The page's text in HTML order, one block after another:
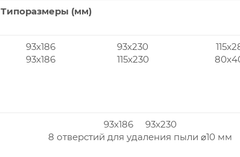
Типоразмеры (мм)
93x186
93x186
93x230
115x230
93x186 93x230
8 отверстий для удаления пыли ⌀10 мм